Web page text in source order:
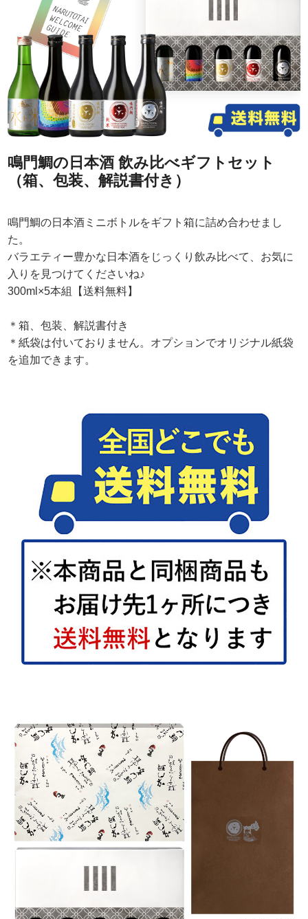
鳴門鯛の日本酒 飲み比べギフトセット
（箱、包装、解説書付き）
鳴門鯛の日本酒ミニボトルをギフト箱に詰め合わせまし
た。
バラエティー豊かな日本酒をじっくり飲み比べて、お気に
入りを見つけてくださいね♪
300ml×5本組【送料無料】
＊箱、包装、解説書付き
＊紙袋は付いておりません。オプションでオリジナル紙袋
を追加できます。